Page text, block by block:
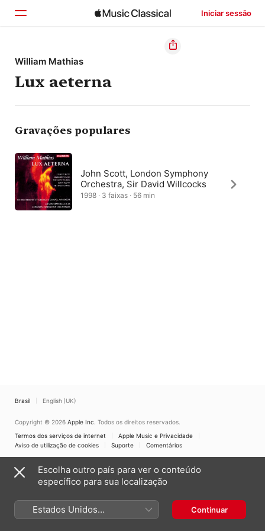
Iniciar sessão
Início
Explorar
Buscar
William Mathias
Lux aeterna
Gravações populares
John Scott, London Symphony
Orchestra, Sir David Willcocks
1998 · 3 faixas · 56 min
Brasil English (UK)
Copyright © 2026 Apple Inc. Todos os direitos reservados.
Termos dos serviços de internet
Apple Music e Privacidade
Aviso de utilização de cookies
Suporte Comentários
Escolha outro país para ver o conteúdo
específico para sua localização
Estados Unidos
(Português Brasil)
Continuar